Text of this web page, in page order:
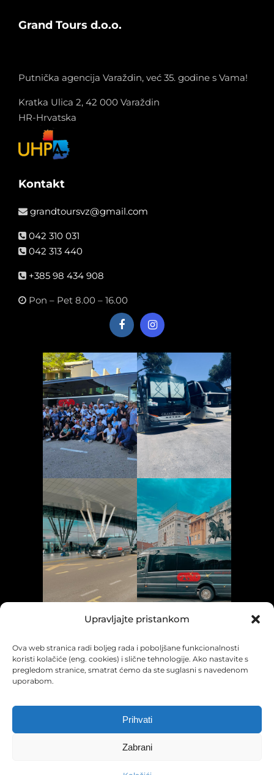
Upravljajte pristankom
Ova web stranica radi boljeg rada i poboljšane funkcionalnosti
koristi kolačiće (eng. cookies) i slične tehnologije. Ako nastavite s
pregledom stranice, smatrat ćemo da ste suglasni s navedenom
uporabom.
Prihvati
Zabrani
Grand Tours d.o.o.
Putnička agencija Varaždin, već 35. godine s Vama!
Kratka Ulica 2, 42 000 Varaždin
HR-Hrvatska
Kontakt
grandtoursvz@gmail.com
042 310 031
042 313 440
+385 98 434 908
Pon – Pet 8.00 – 16.00
Kolačići Pravila privatnosti Uvjeti korištenja Jezici: